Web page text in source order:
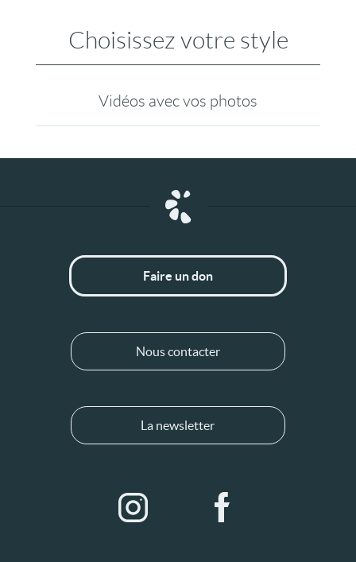
Choisissez votre style
Vidéos avec vos photos
Faire un don
Nous contacter
La newsletter